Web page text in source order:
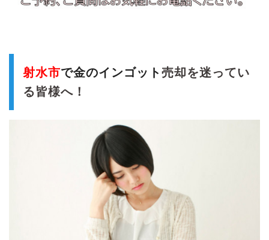
射水市で金のインゴット 売却を迷ってい
る皆様へ！